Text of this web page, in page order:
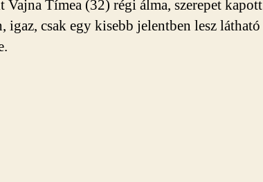
Tímea (32) régi álma, szerepet kapott
igaz, csak egy kisebb jelentben lesz látható